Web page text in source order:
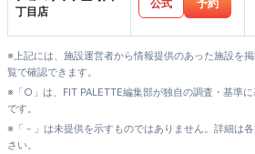
丁目店
公式 予約
※上記には、施設運営者から情報提供のあった施設を
覧で確認できます。
※「○」は、FIT PALETTE編集部が独自の調査・基準
です。
※「－」は未提供を示すものではありません。詳細は
さい。